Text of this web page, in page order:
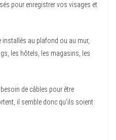
pour enregistrer vos visages et
installés au plafond ou au mur,
les hôtels, les magasins, les
de câbles pour être
il semble donc qu’ils soient